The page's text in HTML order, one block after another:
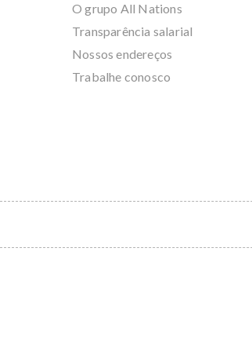
O grupo All Nations
Transparência salarial
Nossos endereços
Trabalhe conosco